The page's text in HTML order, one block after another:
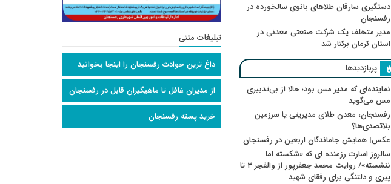
دستگیری سارقان طلاهای بانوی سالخورده در
رفسنجان
مدیر متخلف یک شرکت صنعتی معدنی در
استان کرمان برکنار شد
پربازدیدها
نماینده‌ای که مدیر مس بود؛ حالا از بی‌تدبیری
مس می‌گوید
رفسنجان، معدن طلای مدیریتی یا سرزمین
بلاتصدی‌ها؟
عکس| همایش جاماندگان اربعین در رفسنجان
سالروز اسارت رزمنده ای که «شکسته اما
ننشسته»/ روایت محمد جعفرپور از والفجر ۳ تا
پیری و دلتنگی برای رفقای شهید
تبلیغات متنی
داغ ترین حوادث رفسنجان را اینجا بخوانید
از مدیران غافل تا ماهیگیران قابل در رفسنجان
خرید پسته رفسنجان